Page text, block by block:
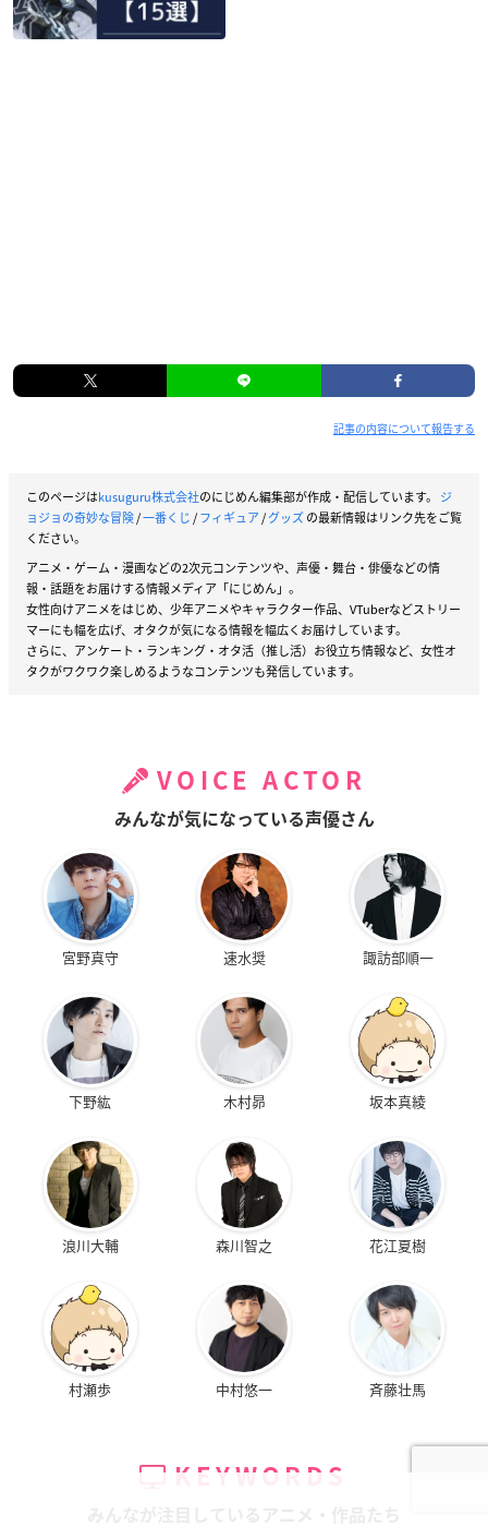
記事の内容について報告する
このページはkusuguru株式会社のにじめん編集部が作成・配信しています。 ジ
ョジョの奇妙な冒険/一番くじ/フィギュア/グッズの最新情報はリンク先をご覧
ください。
アニメ・ゲーム・漫画などの2次元コンテンツや、声優・舞台・俳優などの情
報・話題をお届けする情報メディア「にじめん」。
女性向けアニメをはじめ、少年アニメやキャラクター作品、VTuberなどストリー
マーにも幅を広げ、オタクが気になる情報を幅広くお届けしています。
さらに、アンケート・ランキング・オタ活（推し活）お役立ち情報など、女性オ
タクがワクワク楽しめるようなコンテンツも発信しています。
VOICE ACTOR
みんなが気になっている声優さん
宮野真守 速水奨 諏訪部順一
下野紘 木村昴 坂本真綾
浪川大輔 森川智之 花江夏樹
村瀬歩 中村悠一 斉藤壮馬
KEYWORDS